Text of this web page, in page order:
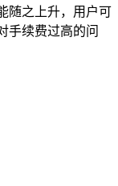
随之上升，用户可
手续费过高的问